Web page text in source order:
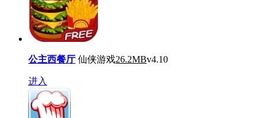
公主西餐厅 仙侠游戏26.2MBv4.10
进入